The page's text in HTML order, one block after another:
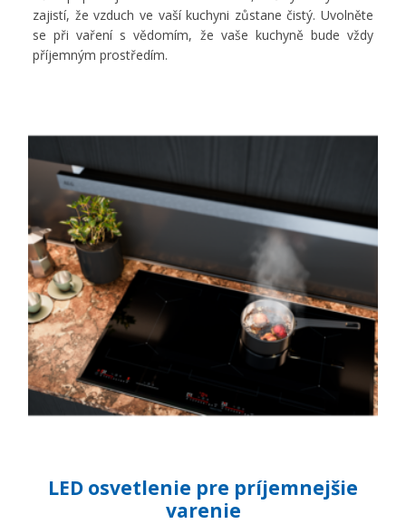
zajistí, že vzduch ve vaší kuchyni zůstane čistý. Uvolněte
se při vaření s vědomím, že vaše kuchyně bude vždy
příjemným prostředím.
LED osvetlenie pre príjemnejšie
varenie